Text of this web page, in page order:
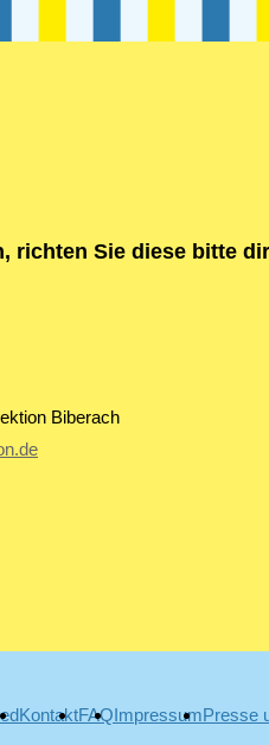
richten Sie diese bitte
Biberach
KontaktFAQImpressumPresse